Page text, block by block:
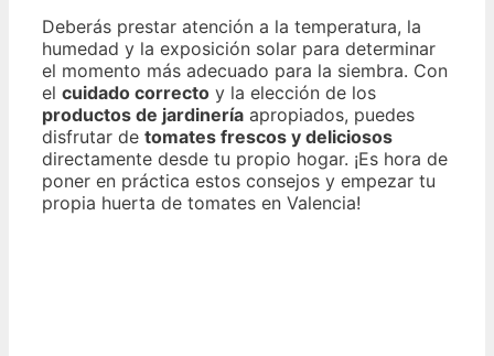
Deberás prestar atención a la temperatura, la
humedad y la exposición solar para determinar
el momento más adecuado para la siembra. Con
el cuidado correcto y la elección de los
productos de jardinería apropiados, puedes
disfrutar de tomates frescos y deliciosos
directamente desde tu propio hogar. ¡Es hora de
poner en práctica estos consejos y empezar tu
propia huerta de tomates en Valencia!